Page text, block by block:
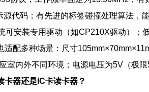
源代码；有先进的标签碰撞处理算法，
可安装专用驱动（如CP210X驱动）；
适配多种场景：尺寸
室内外不同环境；电源电压为5V（极
卡器还是IC卡读卡器？